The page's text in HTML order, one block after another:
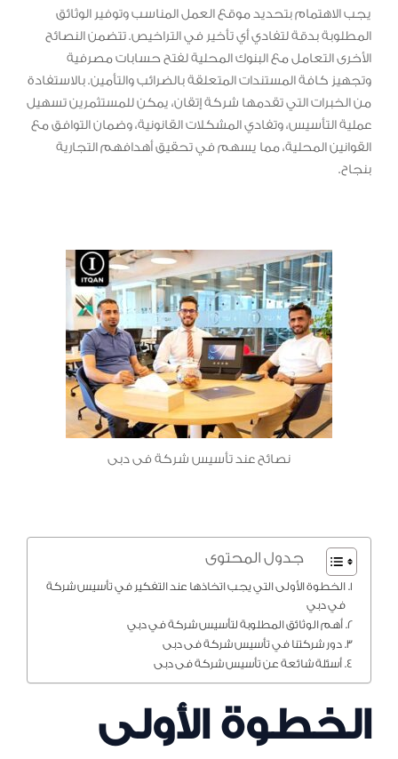
يجب الاهتمام بتحديد موقع العمل المناسب وتوفير الوثائق
المطلوبة بدقة لتفادي أي تأخير في التراخيص. تتضمن النصائح
الأخرى التعامل مع البنوك المحلية لفتح حسابات مصرفية
وتجهيز كافة المستندات المتعلقة بالضرائب والتأمين. بالاستفادة
من الخبرات التي تقدمها شركة إتقان، يمكن للمستثمرين تسهيل
عملية التأسيس، وتفادي المشكلات القانونية، وضمان التوافق مع
القوانين المحلية، مما يسهم في تحقيق أهدافهم التجارية
بنجاح.
نصائح عند تأسيس شركة فى دبى
جدول المحتوى
الخطوة الأولى التي يجب اتخاذها عند التفكير في تأسيس شركة
في دبي
أهم الوثائق المطلوبة لتأسيس شركة في دبي
دور شركتنا في تأسيس شركة فى دبى
أسئلة شائعة عن تأسيس شركة فى دبى
الخطوة الأولى